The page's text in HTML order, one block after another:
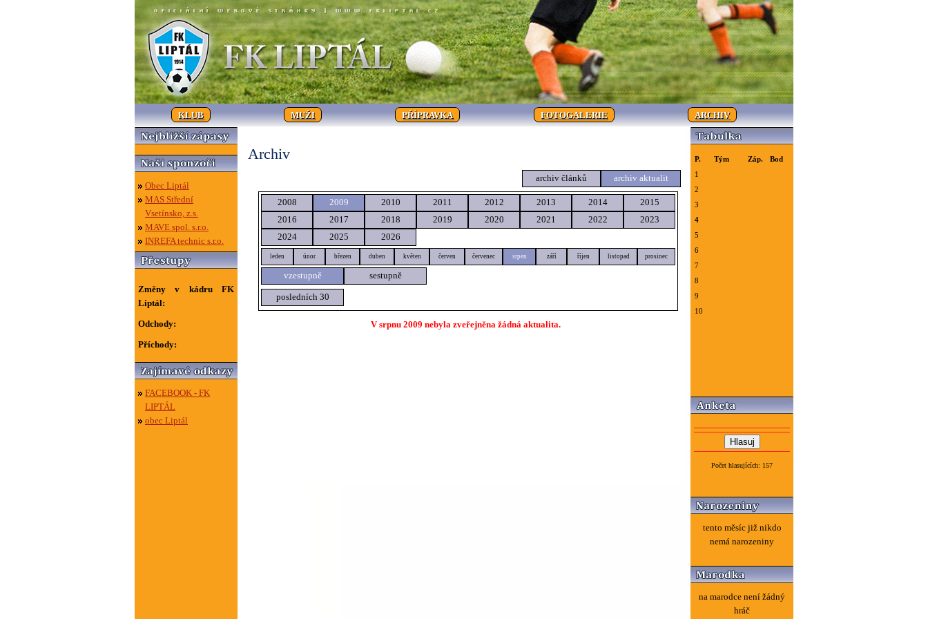
KLUB MUŽI PŘÍPRAVKA FOTOGALERIE ARCHIV
Obec Liptál
MAS Střední
Vsetínsko, z.s.
MAVE spol. s.r.o.
INREFA technic s.r.o.
Změny v kádru FK
Liptál:
Odchody:
Příchody:
FACEBOOK - FK
LIPTÁL
obec Liptál
Archiv
archiv článků archiv aktualit
2008 2009 2010 2011 2012 2013 2014
2015
2016
2017 2018 2019 2020 2021 2022
2023
2024
2025 2026
leden únor březen duben květen červen červenec srpen září říjen listopad prosinec
vzestupně sestupně
posledních 30
V srpnu 2009 nebyla zveřejněna žádná aktualita.
P. Tým Záp.
Bod
1
2
3
4
5
6
7
8
9
10
Počet hlasujících: 157
tento měsíc již nikdo
nemá narozeniny
na marodce není žádný
hráč